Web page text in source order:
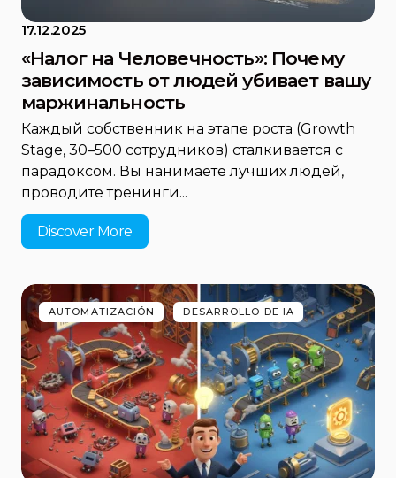
17.12.2025
«Налог на Человечность»: Почему
зависимость от людей убивает вашу
маржинальность
Каждый собственник на этапе роста (Growth
Stage, 30–500 сотрудников) сталкивается с
парадоксом. Вы нанимаете лучших людей,
проводите тренинги...
Discover More
AUTOMATIZACIÓN DESARROLLO DE IA